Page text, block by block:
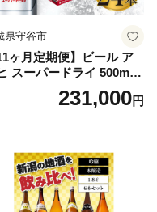
県守谷市
ヶ月定期便】ビール ア
スーパードライ 500ml 2
1ケース×11ヶ月 | アサヒ
ール 究極の辛口 酒 お酒 ア
dry 11回 缶ビール 缶 ギ
内祝い 茨城県守谷市 送
料
231,000円